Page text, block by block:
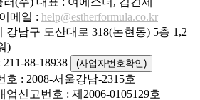
이메일 : help@estherformula.co.kr
강남구 도산대로 318(논현동) 5층 1,2
)
88-18938
(사업자번호확인)
: 2008-서울강남-2315호
신고번호 : 제2006-0105129호